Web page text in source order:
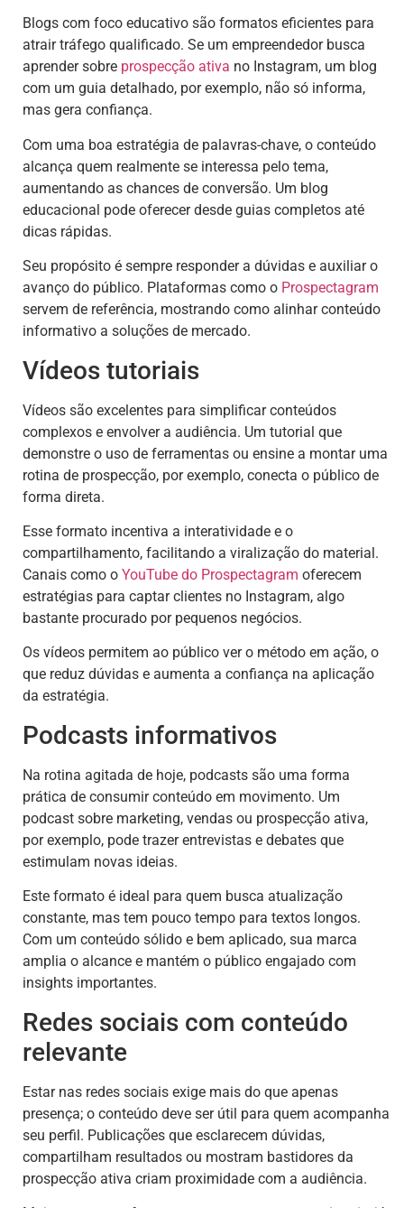
Blogs com foco educativo são formatos eficientes para
atrair tráfego qualificado. Se um empreendedor busca
aprender sobre prospecção ativa no Instagram, um blog
com um guia detalhado, por exemplo, não só informa,
mas gera confiança.
Com uma boa estratégia de palavras-chave, o conteúdo
alcança quem realmente se interessa pelo tema,
aumentando as chances de conversão. Um blog
educacional pode oferecer desde guias completos até
dicas rápidas.
Seu propósito é sempre responder a dúvidas e auxiliar o
avanço do público. Plataformas como o Prospectagram
servem de referência, mostrando como alinhar conteúdo
informativo a soluções de mercado.
Vídeos tutoriais
Vídeos são excelentes para simplificar conteúdos
complexos e envolver a audiência. Um tutorial que
demonstre o uso de ferramentas ou ensine a montar uma
rotina de prospecção, por exemplo, conecta o público de
forma direta.
Esse formato incentiva a interatividade e o
compartilhamento, facilitando a viralização do material.
Canais como o YouTube do Prospectagram oferecem
estratégias para captar clientes no Instagram, algo
bastante procurado por pequenos negócios.
Os vídeos permitem ao público ver o método em ação, o
que reduz dúvidas e aumenta a confiança na aplicação
da estratégia.
Podcasts informativos
Na rotina agitada de hoje, podcasts são uma forma
prática de consumir conteúdo em movimento. Um
podcast sobre marketing, vendas ou prospecção ativa,
por exemplo, pode trazer entrevistas e debates que
estimulam novas ideias.
Este formato é ideal para quem busca atualização
constante, mas tem pouco tempo para textos longos.
Com um conteúdo sólido e bem aplicado, sua marca
amplia o alcance e mantém o público engajado com
insights importantes.
Redes sociais com conteúdo
relevante
Estar nas redes sociais exige mais do que apenas
presença; o conteúdo deve ser útil para quem acompanha
seu perfil. Publicações que esclarecem dúvidas,
compartilham resultados ou mostram bastidores da
prospecção ativa criam proximidade com a audiência.